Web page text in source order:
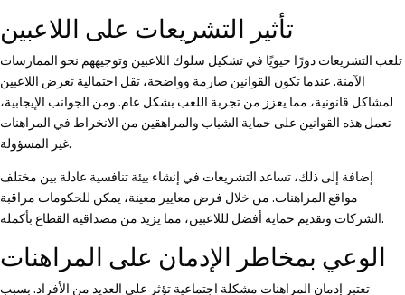
تأثير التشريعات على اللاعبين
تلعب التشريعات دورًا حيويًا في تشكيل سلوك اللاعبين وتوجيههم نحو الممارسات
الآمنة. عندما تكون القوانين صارمة وواضحة، تقل احتمالية تعرض اللاعبين
لمشاكل قانونية، مما يعزز من تجربة اللعب بشكل عام. ومن الجوانب الإيجابية،
تعمل هذه القوانين على حماية الشباب والمراهقين من الانخراط في المراهنات
غير المسؤولة.
إضافة إلى ذلك، تساعد التشريعات في إنشاء بيئة تنافسية عادلة بين مختلف
مواقع المراهنات. من خلال فرض معايير معينة، يمكن للحكومات مراقبة
الشركات وتقديم حماية أفضل لللاعبين، مما يزيد من مصداقية القطاع بأكمله.
الوعي بمخاطر الإدمان على المراهنات
تعتبر إدمان المراهنات مشكلة اجتماعية تؤثر على العديد من الأفراد. بسبب